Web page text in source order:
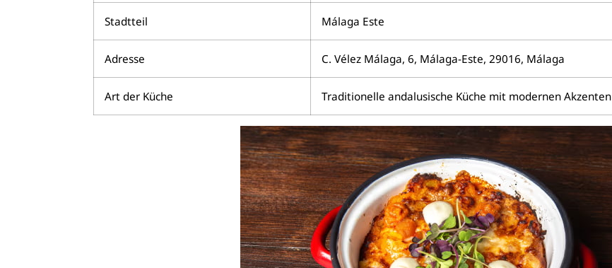
Stadtteil Málaga Este
Adresse C. Vélez Málaga, 6, Málaga-Este, 29016, Málaga
Art der Küche Traditionelle andalusische Küche mit modernen Akzenten